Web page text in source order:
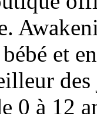
et
0 à 12